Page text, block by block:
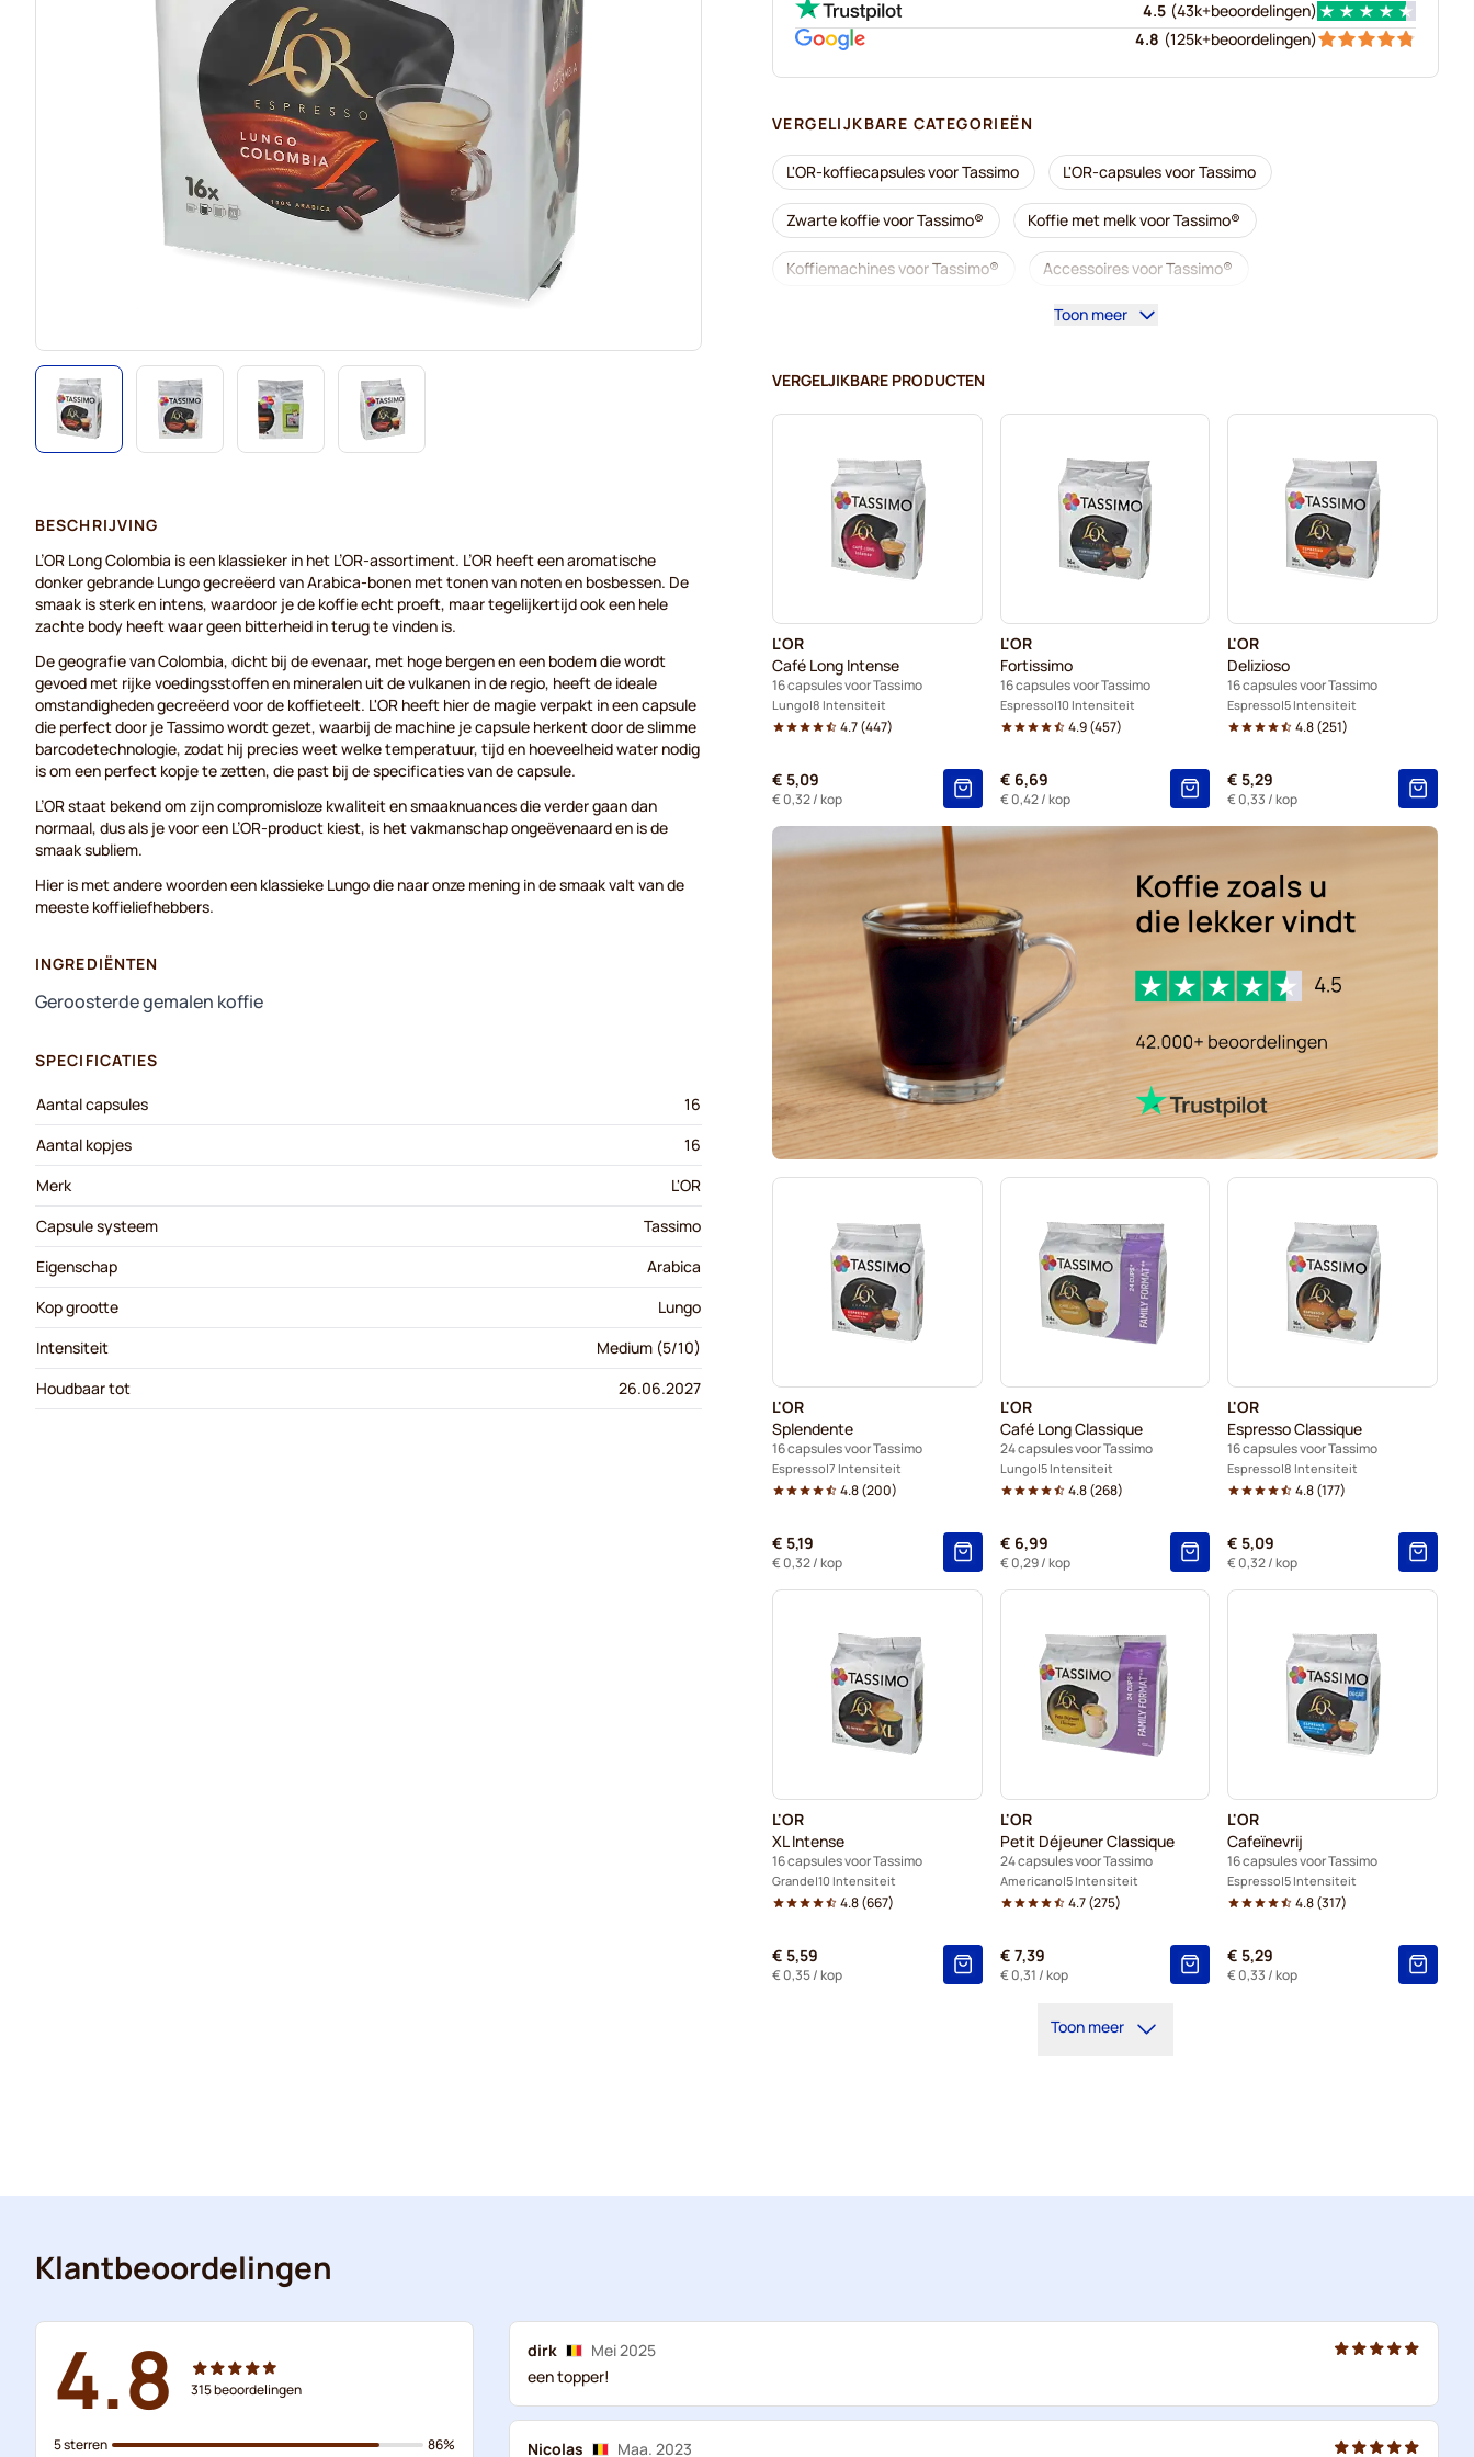
4.5 (43k+beoordelingen)
4.8 (125k+beoordelingen)
VERGELIJKBARE CATEGORIEËN
L'OR-koffiecapsules voor Tassimo L'OR-capsules voor Tassimo
Zwarte koffie voor Tassimo® Koffie met melk voor Tassimo®
Koffiemachines voor Tassimo® Accessoires voor Tassimo®
Alles voor uw koffie voor Tassimo
Jacobs-koffiecapsules voor Tassimo Voor Tassimo® capsules
Friele-koffiecapsules voor Tassimo Marcilla-koffiecapsules voor Tassimo
Voor Tassimo® Gevalia-koffiecapsules voor Tassimo
Chocolademelk en thee voor Tassimo®
Toon meer
VERGELJIKBARE PRODUCTEN
L'OR
Café Long Intense
16 capsules voor Tassimo
Lungo 8 Intensiteit
4.7(447)
€ 5,09
€ 0,32/ kop
L'OR
Fortissimo
16 capsules voor Tassimo
Espresso 10 Intensiteit
4.9(457)
€ 6,69
€ 0,42/ kop
L'OR
Delizioso
16 capsules voor Tassimo
Espresso 5 Intensiteit
4.8(251)
€ 5,29
€ 0,33 / kop
L'OR
Splendente
16 capsules voor Tassimo
Espresso 7 Intensiteit
4.8(200)
€ 5,19
€ 0,32/ kop
L'OR
Café Long Classique
24 capsules voor Tassimo
Lungo 5 Intensiteit
4.8(268)
€ 6,99
€ 0,29/ kop
L'OR
Espresso Classique
16 capsules voor Tassimo
Espresso 8 Intensiteit
4.8(177)
€ 5,09
€ 0,32/ kop
L'OR
XL Intense
16 capsules voor Tassimo
Grande 10 Intensiteit
4.8(667)
€ 5,59
€ 0,35/ kop
L'OR
Petit Déjeuner Classique
24 capsules voor Tassimo
Americano 5 Intensiteit
4.7(275)
€ 7,39
€ 0,31 / kop
L'OR
Cafeïnevrij
16 capsules voor Tassimo
Espresso 5 Intensiteit
4.8(317)
€ 5,29
€ 0,33 / kop
Toon meer
BESCHRIJVING
L’OR Long Colombia is een klassieker in het L’OR-assortiment. L’OR heeft een aromatische
donker gebrande Lungo gecreëerd van Arabica-bonen met tonen van noten en bosbessen. De
smaak is sterk en intens, waardoor je de koffie echt proeft, maar tegelijkertijd ook een hele
zachte body heeft waar geen bitterheid in terug te vinden is.
De geografie van Colombia, dicht bij de evenaar, met hoge bergen en een bodem die wordt
gevoed met rijke voedingsstoffen en mineralen uit de vulkanen in de regio, heeft de ideale
omstandigheden gecreëerd voor de koffieteelt. L'OR heeft hier de magie verpakt in een capsule
die perfect door je Tassimo wordt gezet, waarbij de machine je capsule herkent door de slimme
barcodetechnologie, zodat hij precies weet welke temperatuur, tijd en hoeveelheid water nodig
is om een perfect kopje te zetten, die past bij de specificaties van de capsule.
L’OR staat bekend om zijn compromisloze kwaliteit en smaaknuances die verder gaan dan
normaal, dus als je voor een L’OR-product kiest, is het vakmanschap ongeëvenaard en is de
smaak subliem.
Hier is met andere woorden een klassieke Lungo die naar onze mening in de smaak valt van de
meeste koffieliefhebbers.
INGREDIËNTEN
Geroosterde gemalen koffie
SPECIFICATIES
Aantal capsules
16
Aantal kopjes
16
Merk
L'OR
Capsule systeem
Tassimo
Eigenschap
Arabica
Kop grootte
Lungo
Intensiteit
Medium (5/10)
Houdbaar tot
26.06.2027
Klantbeoordelingen
4.8 315beoordelingen
5 sterren
86%
dirk
Mei 2025
een topper!
Nicolas
Maa. 2023